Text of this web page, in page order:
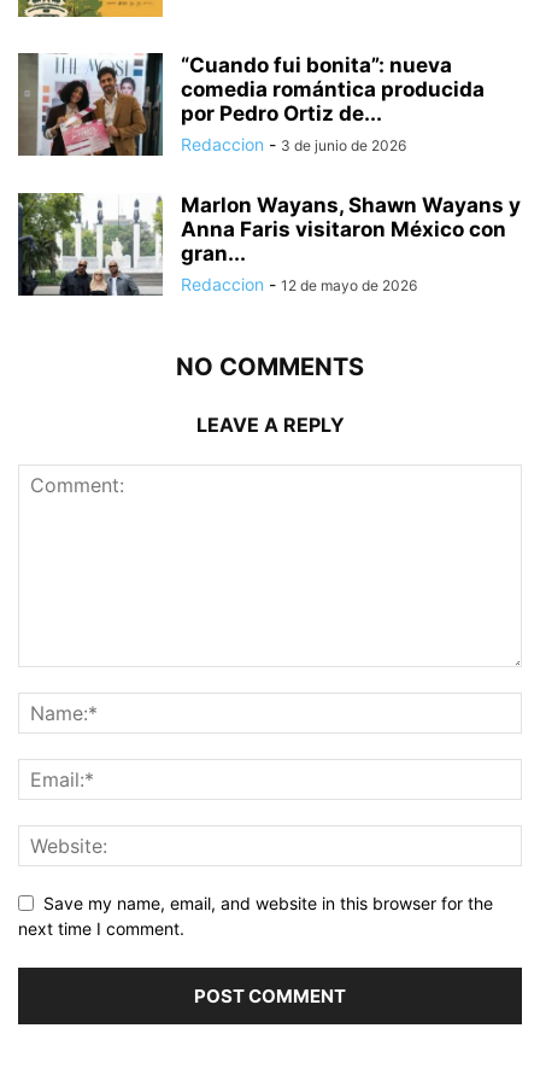
“Cuando fui bonita”: nueva
comedia romántica producida
por Pedro Ortiz de...
Redaccion - 3 de junio de 2026
Marlon Wayans, Shawn Wayans y
Anna Faris visitaron México con
gran...
Redaccion - 12 de mayo de 2026
NO COMMENTS
LEAVE A REPLY
Save my name, email, and website in this browser for the
next time I comment.